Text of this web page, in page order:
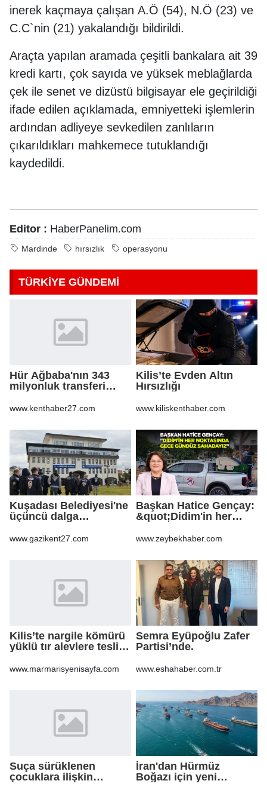
inerek kaçmaya çalışan A.Ö (54), N.Ö (23) ve
C.C`nin (21) yakalandığı bildirildi.
Araçta yapılan aramada çeşitli bankalara ait 39
kredi kartı, çok sayıda ve yüksek meblağlarda
çek ile senet ve dizüstü bilgisayar ele geçirildiği
ifade edilen açıklamada, emniyetteki işlemlerin
ardından adliyeye sevkedilen zanlıların
çıkarıldıkları mahkemece tutuklandığı
kaydedildi.
Editor : HaberPanelim.com
Mardinde hırsızlık operasyonu
TÜRKİYE GÜNDEMİ
Hür Ağbaba'nın 343
milyonluk transferi
Ağbaba'ya milyonlar
www.kenthaber27.com
Kilis’te Evden Altın
Hırsızlığı
www.kiliskenthaber.com
Kuşadası Belediyesi'ne
üçüncü dalga
www.gazikent27.com
Başkan Hatice Gençay:
&quot;Didim'in her
gündüz
www.zeybekhaber.com
Kilis’te nargile kömürü
yüklü tır alevlere teslim
www.marmarisyenisayfa.com
Semra Eyüpoğlu Zafer
Partisi’nde.
www.eshahaber.com.tr
Suça sürüklenen
çocuklara ilişkin
İran'dan Hürmüz
Boğazı için yeni